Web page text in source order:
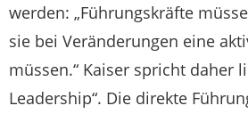
werden: „Führungskräfte
sie bei Veränderungen eine
müssen.“ Kaiser spricht daher
Leadership“. Die direkte